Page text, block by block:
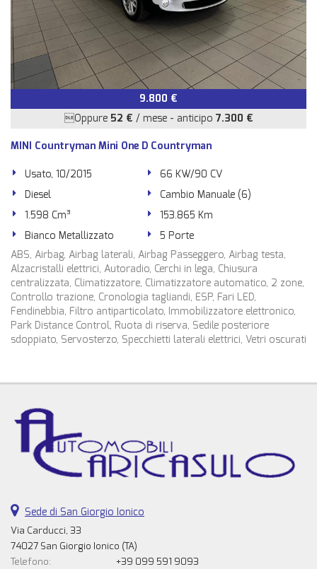
9.800 €
Oppure 52 € / mese- anticipo 7.300 €
MINI Countryman Mini One D Countryman
Usato, 10/2015
66 KW/90 CV
Diesel
Cambio Manuale (6)
1.598 Cm³
153.865 Km
Bianco Metallizzato
5 Porte
ABS, Airbag, Airbag laterali, Airbag Passeggero, Airbag testa,
Alzacristalli elettrici, Autoradio, Cerchi in lega, Chiusura
centralizzata, Climatizzatore, Climatizzatore automatico, 2 zone,
Controllo trazione, Cronologia tagliandi, ESP, Fari LED,
Fendinebbia, Filtro antiparticolato, Immobilizzatore elettronico,
Park Distance Control, Ruota di riserva, Sedile posteriore
sdoppiato, Servosterzo, Specchietti laterali elettrici, Vetri oscurati
Sede di San Giorgio Ionico
Via Carducci, 33
74027 San Giorgio Ionico (TA)
Telefono:
+39 099 591 9093